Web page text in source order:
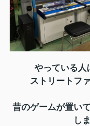
やっている人
ストリートフ
昔のゲームが置い
し